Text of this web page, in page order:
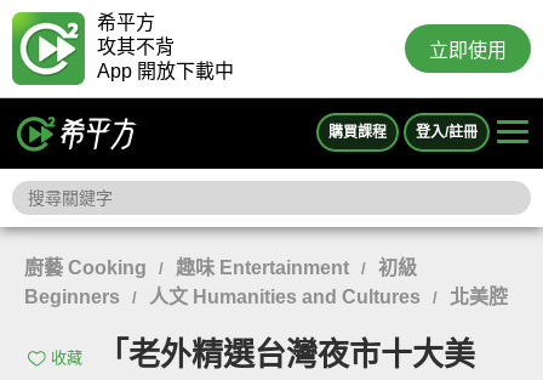
希平方
攻其不背
App 開放下載中
立即使用
購買課程 登入/註冊
廚藝 Cooking / 趣味 Entertainment /
初級
Beginners
/ 人文 Humanities and Cultures / 北美腔
收藏
「老外精選台灣夜市十大美